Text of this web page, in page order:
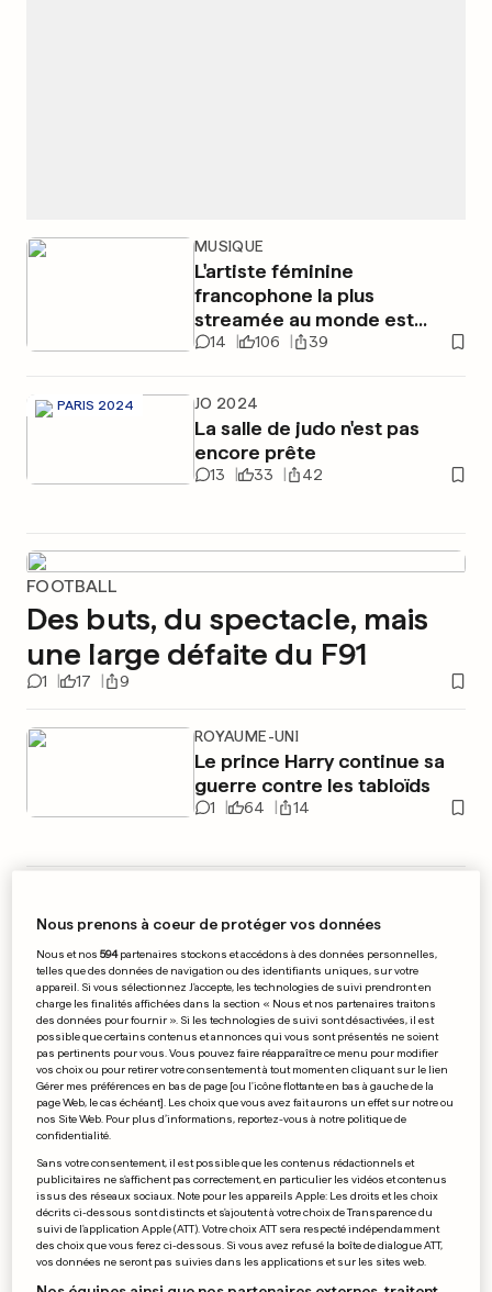
MUSIQUE
L'artiste féminine
francophone la plus
streamée au monde est...
14 106 39
PARIS 2024 JO 2024
La salle de judo n'est pas
encore prête
13 33 42
FOOTBALL
Des buts, du spectacle, mais
une large défaite du F91
1 17 9
ROYAUME-UNI
Le prince Harry continue sa
guerre contre les tabloïds
1 64 14
Rap, kizomba et afrobeats:
Luxembourgeois Jayo
Brudjez
3 15 59
PUBLICITÉ
Nous prenons à coeur de protéger vos données
Nous et nos594partenaires stockons et accédons à des données personnelles,
telles que des données de navigation ou des identifiants uniques, sur votre
appareil. Si vous sélectionnez J'accepte, les technologies de suivi prendront en
charge les finalités affichées dans la section « Nous et nos partenaires traitons
des données pour fournir ». Si les technologies de suivi sont désactivées, il est
possible que certains contenus et annonces qui vous sont présentés ne soient
pas pertinents pour vous. Vous pouvez faire réapparaître ce menu pour modifier
vos choix ou pour retirer votre consentement à tout moment en cliquant sur le lien
Gérer mes préférences en bas de page [ou l'icône flottante en bas à gauche de la
page Web, le cas échéant]. Les choix que vous avez fait aurons un effet sur notre ou
nos Site Web. Pour plus d’informations, reportez-vous à notre politique de
confidentialité.
Sans votre consentement, il est possible que les contenus rédactionnels et
publicitaires ne s'affichent pas correctement, en particulier les vidéos et contenus
issus des réseaux sociaux. Note pour les appareils Apple: Les droits et les choix
décrits ci-dessous sont distincts et s'ajoutent à votre choix de Transparence du
suivi de l'application Apple (ATT). Votre choix ATT sera respecté indépendamment
des choix que vous ferez ci-dessous. Si vous avez refusé la boîte de dialogue ATT,
vos données ne seront pas suivies dans les applications et sur les sites web.